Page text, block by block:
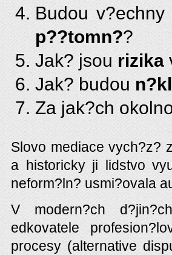
Budou v?echny
p??tomn??
Jak? jsou rizika
Jak? budou
Za jak?ch
Slovo mediace vych?z?
a historicky ji lidstvo
neform?ln? usmi?ovala
V modern?ch
edkovatele
procesy (alternative